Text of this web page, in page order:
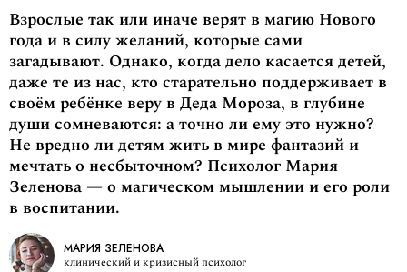
Взрослые так или иначе верят в магию Нового
года и в силу желаний, которые сами
загадывают. Однако, когда дело касается детей,
даже те из нас, кто старательно поддерживает в
своём ребёнке веру в Деда Мороза, в глубине
души сомневаются: а точно ли ему это нужно?
Не вредно ли детям жить в мире фантазий и
мечтать о несбыточном? Психолог Мария
Зеленова — о магическом мышлении и его роли
в воспитании.
МАРИЯ ЗЕЛЕНОВА
клинический и кризисный психолог